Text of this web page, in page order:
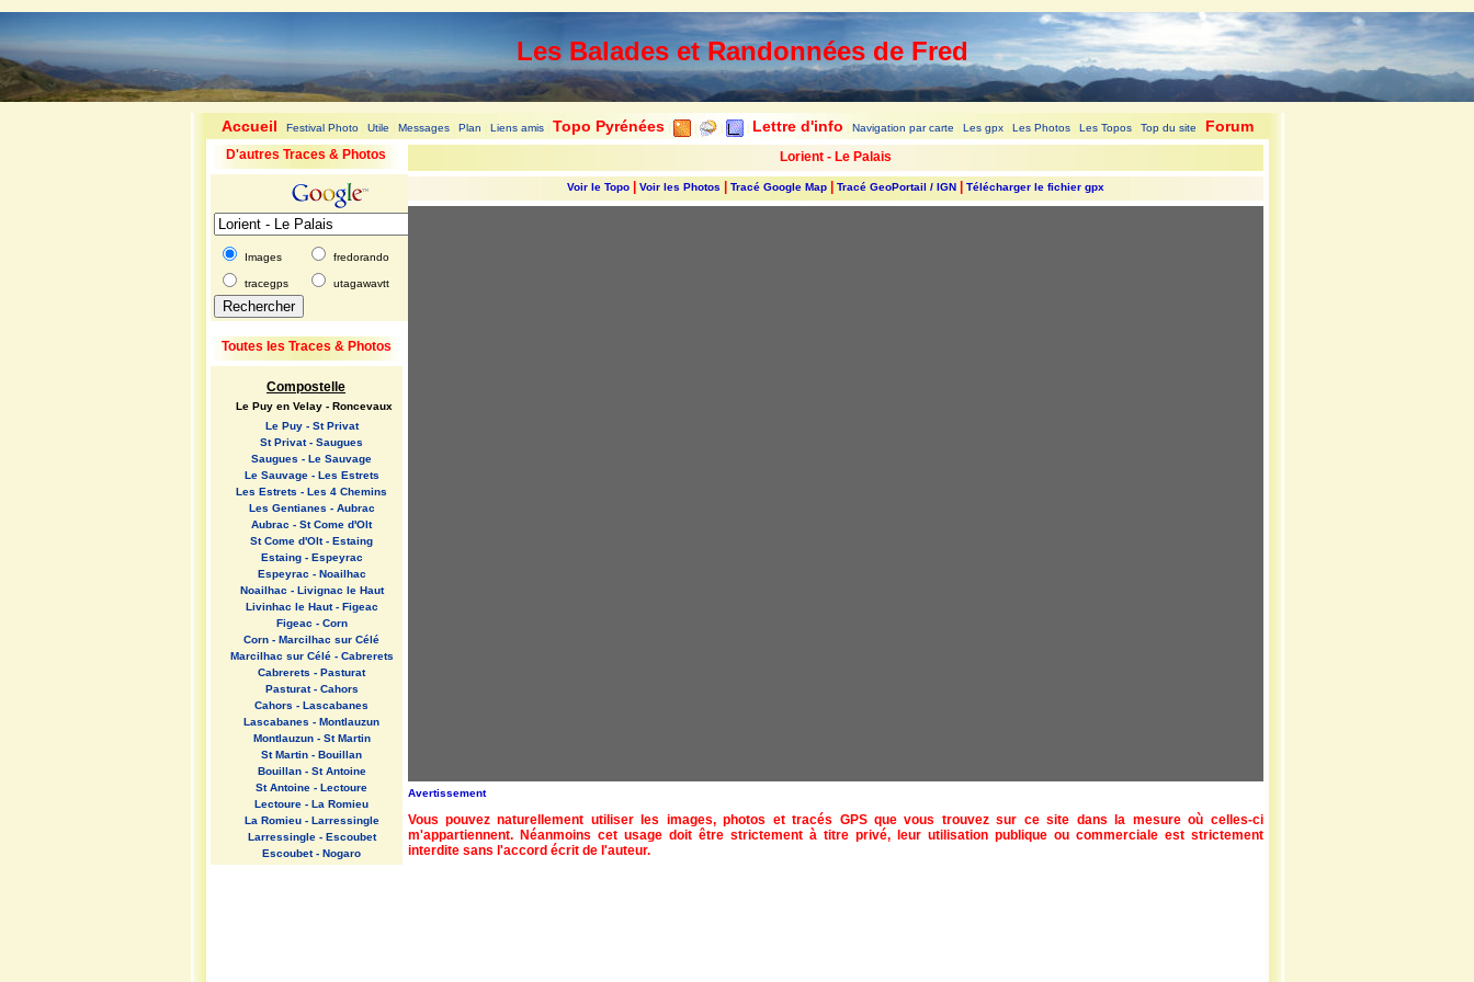
Les Balades et Randonnées de Fred
Accueil Festival Photo Utile Messages Plan Liens amis Topo Pyrénées Lettre d'info Navigation par carte Les gpx Les Photos Les Topos Top du site Forum
D'autres Traces & Photos
Images fredorando
tracegps utagawavtt
Toutes les Traces & Photos
Compostelle
Le Puy en Velay - Roncevaux
Le Puy - St Privat
St Privat - Saugues
Saugues - Le Sauvage
Le Sauvage - Les Estrets
Les Estrets - Les 4 Chemins
Les Gentianes - Aubrac
Aubrac - St Come d'Olt
St Come d'Olt - Estaing
Estaing - Espeyrac
Espeyrac - Noailhac
Noailhac - Livignac le Haut
Livinhac le Haut - Figeac
Figeac - Corn
Corn - Marcilhac sur Célé
Marcilhac sur Célé - Cabrerets
Cabrerets - Pasturat
Pasturat - Cahors
Cahors - Lascabanes
Lascabanes - Montlauzun
Montlauzun - St Martin
St Martin - Bouillan
Bouillan - St Antoine
St Antoine - Lectoure
Lectoure - La Romieu
La Romieu - Larressingle
Larressingle - Escoubet
Escoubet - Nogaro
Lorient - Le Palais
Voir le Topo| Voir les Photos Tracé Google Map| Tracé GeoPortail / IGN| Télécharger le fichier gpx
Avertissement
Vous pouvez naturellement utiliser les images, photos et tracés GPS que vous trouvez sur ce site dans la mesure où celles-ci
m'appartiennent. Néanmoins cet usage doit être strictement à titre privé, leur utilisation publique ou commerciale est strictement
interdite sans l'accord écrit de l'auteur.